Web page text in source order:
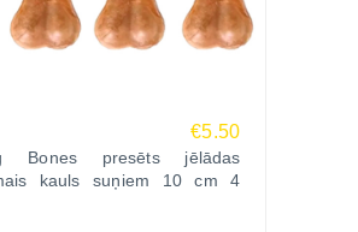
€5.50
Bones presēts jēlādas
kauls suņiem 10 cm 4